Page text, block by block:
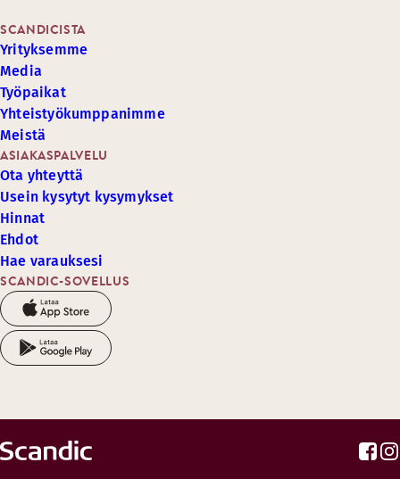
SCANDIC-SOVELLUS
ASIAKASPALVELU
Ota yhteyttä
Usein kysytyt kysymykset
Hinnat
Ehdot
Hae varauksesi
SCANDICISTA
Yrityksemme
Media
Työpaikat
Yhteistyökumppanimme
Meistä